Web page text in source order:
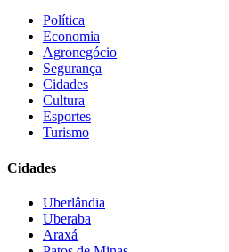
Política
Economia
Agronegócio
Segurança
Cidades
Cultura
Esportes
Turismo
Cidades
Uberlândia
Uberaba
Araxá